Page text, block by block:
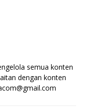
semua konten
dengan konten